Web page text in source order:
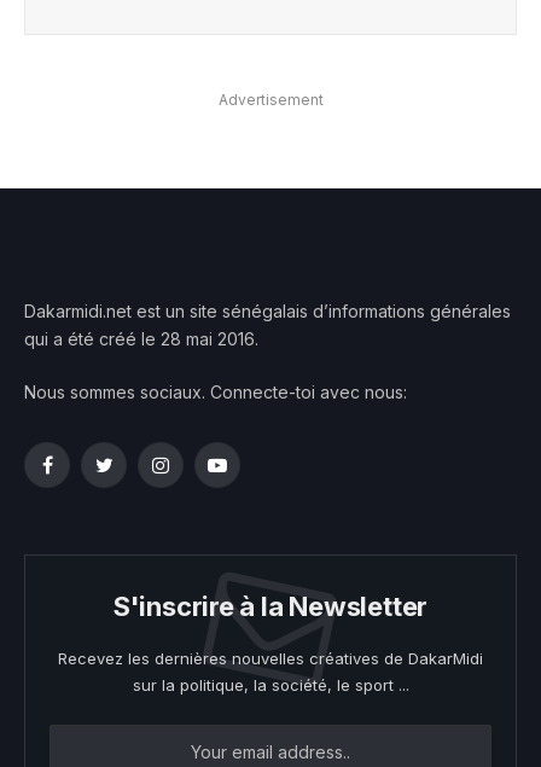
Advertisement
Dakarmidi.net est un site sénégalais d’informations générales
qui a été créé le 28 mai 2016.
Nous sommes sociaux. Connecte-toi avec nous:
FacebookTwitterInstagramYouTube
S'inscrire à la Newsletter
Recevez les dernières nouvelles créatives de DakarMidi
sur la politique, la société, le sport ...